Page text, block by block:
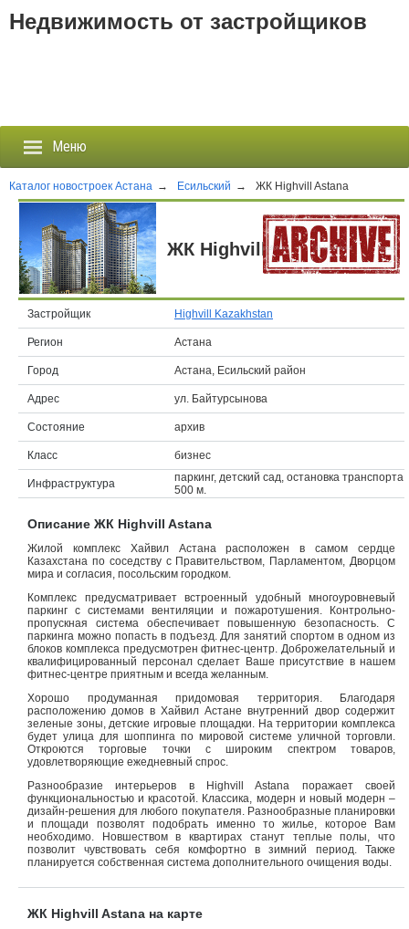
Недвижимость от застройщиков
Меню
Застройщики
Новостройки
Новости
События
Агентства
Объявления
Кабинет
Каталог новостроек Астана → Есильский → ЖК Highvill Astana
ЖК Highvill Astana
Застройщик Highvill Kazakhstan
Регион Астана
Город Астана, Есильский район
Адрес ул. Байтурсынова
Состояние архив
Класс бизнес
Инфраструктура
паркинг, детский сад, остановка транспорта
500 м.
Описание ЖК Highvill Astana
Жилой комплекс Хайвил Астана расположен в самом сердце
Казахстана по соседству с Правительством, Парламентом, Дворцом
мира и согласия, посольским городком.
Комплекс предусматривает встроенный удобный многоуровневый
паркинг с системами вентиляции и пожаротушения. Контрольно-
пропускная система обеспечивает повышенную безопасность. С
паркинга можно попасть в подъезд. Для занятий спортом в одном из
блоков комплекса предусмотрен фитнес-центр. Доброжелательный и
квалифицированный персонал сделает Ваше присутствие в нашем
фитнес-центре приятным и всегда желанным.
Хорошо продуманная придомовая территория. Благодаря
расположению домов в Хайвил Астане внутренний двор содержит
зеленые зоны, детские игровые площадки. На территории комплекса
будет улица для шоппинга по мировой системе уличной торговли.
Откроются торговые точки с широким спектром товаров,
удовлетворяющие ежедневный спрос.
Разнообразие интерьеров в Highvill Astana поражает своей
функциональностью и красотой. Классика, модерн и новый модерн –
дизайн-решения для любого покупателя. Разнообразные планировки
и площади позволят подобрать именно то жилье, которое Вам
необходимо. Новшеством в квартирах станут теплые полы, что
позволит чувствовать себя комфортно в зимний период. Также
планируется собственная система дополнительного очищения воды.
ЖК Highvill Astana на карте